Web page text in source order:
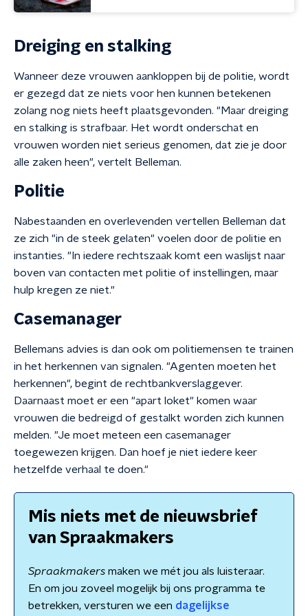
Dreiging en stalking
Wanneer deze vrouwen aankloppen bij de politie, wordt
er gezegd dat ze niets voor hen kunnen betekenen
zolang nog niets heeft plaatsgevonden. "Maar dreiging
en stalking is strafbaar. Het wordt onderschat en
vrouwen worden niet serieus genomen, dat zie je door
alle zaken heen", vertelt Belleman.
Politie
Nabestaanden en overlevenden vertellen Belleman dat
ze zich "in de steek gelaten" voelen door de politie en
instanties. "In iedere rechtszaak komt een waslijst naar
boven van contacten met politie of instellingen, maar
hulp kregen ze niet."
Casemanager
Bellemans advies is dan ook om politiemensen te trainen
in het herkennen van signalen. "Agenten moeten het
herkennen", begint de rechtbankverslaggever.
Daarnaast moet er een "apart loket" komen waar
vrouwen die bedreigd of gestalkt worden zich kunnen
melden. "Je moet meteen een casemanager
toegewezen krijgen. Dan hoef je niet iedere keer
hetzelfde verhaal te doen."
Mis niets met de nieuwsbrief
van Spraakmakers
Spraakmakers maken we mét jou als luisteraar.
En om jou zoveel mogelijk bij ons programma te
betrekken, versturen we een dagelijkse